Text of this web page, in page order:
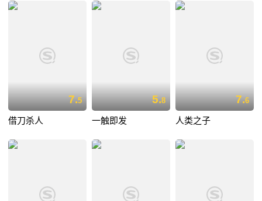
7.5
借刀杀人
5.8
一触即发
7.6
人类之子